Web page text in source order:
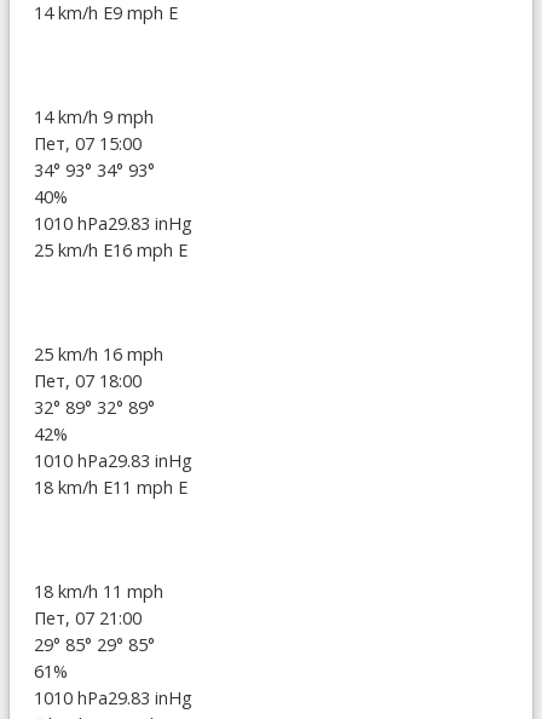
14 km/h E9 mph E
14 km/h 9 mph
Пет, 07 15:00
34° 93° 34° 93°
40%
1010 hPa29.83 inHg
25 km/h E16 mph E
25 km/h 16 mph
Пет, 07 18:00
32° 89° 32° 89°
42%
1010 hPa29.83 inHg
18 km/h E11 mph E
18 km/h 11 mph
Пет, 07 21:00
29° 85° 29° 85°
61%
1010 hPa29.83 inHg